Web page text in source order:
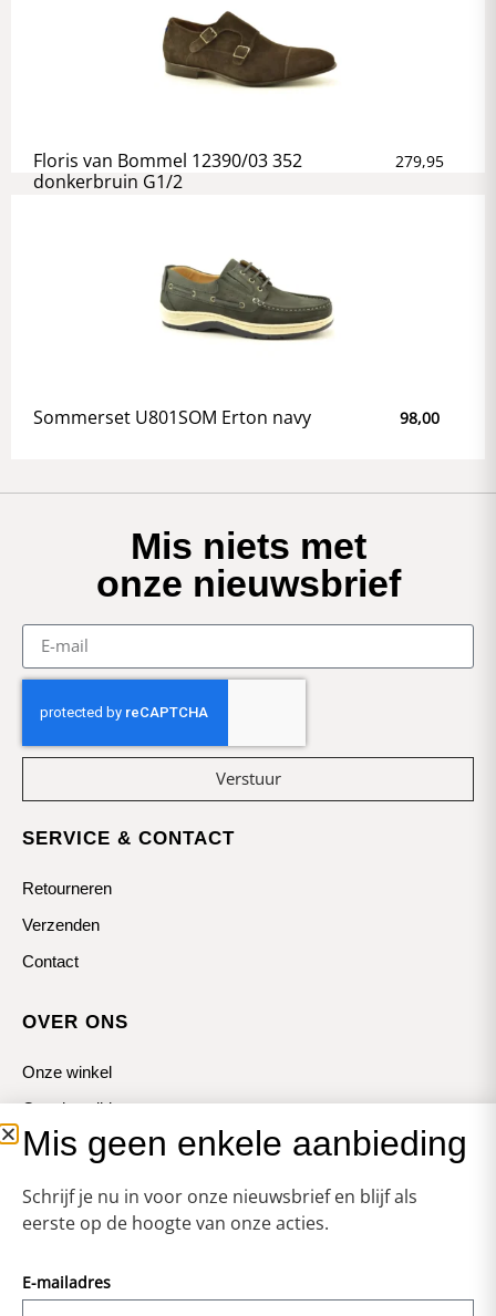
Floris van Bommel 12390/03 352
donkerbruin G1/2
279,95
Sommerset U801SOM Erton navy 98,00
Mis niets met
onze nieuwsbrief
Verstuur
SERVICE & CONTACT
Retourneren
Verzenden
Contact
OVER ONS
Onze winkel
Openingstijden
Koopzondagen
Mis geen enkele aanbieding
Schrijf je nu in voor onze nieuwsbrief en blijf als
eerste op de hoogte van onze acties.
E-mailadres